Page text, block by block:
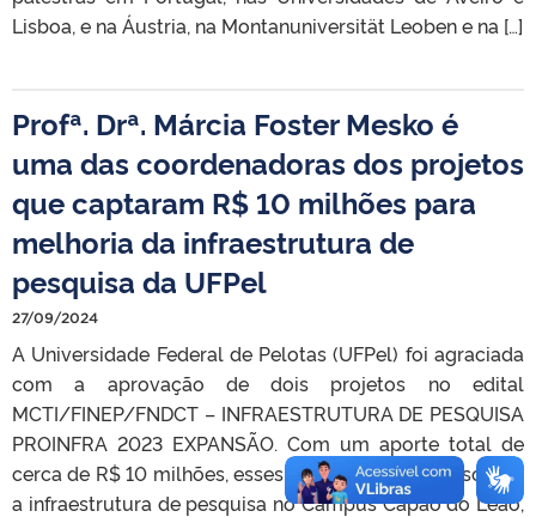
Lisboa, e na Áustria, na Montanuniversität Leoben e na […]
Profª. Drª. Márcia Foster Mesko é
uma das coordenadoras dos projetos
que captaram R$ 10 milhões para
melhoria da infraestrutura de
pesquisa da UFPel
27/09/2024
A Universidade Federal de Pelotas (UFPel) foi agraciada
com a aprovação de dois projetos no edital
MCTI/FINEP/FNDCT – INFRAESTRUTURA DE PESQUISA
PROINFRA 2023 EXPANSÃO. Com um aporte total de
cerca de R$ 10 milhões, esses projetos visam consolidar
a infraestrutura de pesquisa no Campus Capão do Leão,